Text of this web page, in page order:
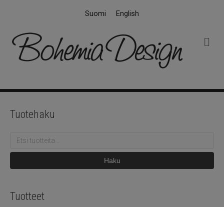
Suomi English
k
Tuotehaku
Etsi:
Haku
Tuotteet